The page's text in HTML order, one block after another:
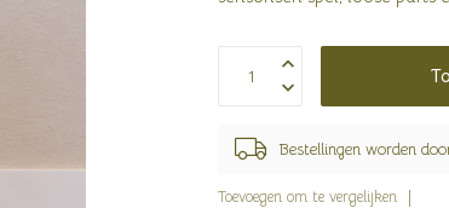
Bestellingen worden
Toevoegen om te vergelijken